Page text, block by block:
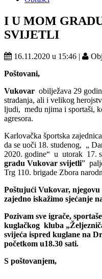
I U MOM
SVIJETLI
16.11.2020 u 15:46 |
Poštovani,
Vukovar obilježava 29
stradanja, ali i velikog
ljudi, među njima i sportaši,
agresora.
Karlovačka športska
da se uoči 18. studenog, „
2020. godine“ u utorak 17.
gradu Vukovar svijetli”
Trg 110. brigade Zbora
Poštujući Vukovar,
zajedno iskažimo sjećanje
Pozivam sve igrače,
kuglačkog kluba
svijeća ispred kuglane na
početkom u18.30 sati.
S poštovanjem,